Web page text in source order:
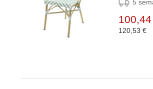
5
120,53 €